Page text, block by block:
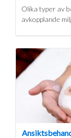
Olika typer av
avkopplande